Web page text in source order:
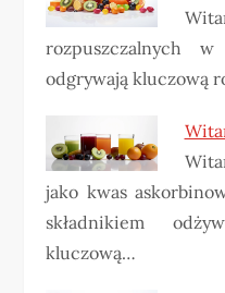
rozpuszczalnych
odgrywają kluczową
jako kwas
składnikiem
kluczową…